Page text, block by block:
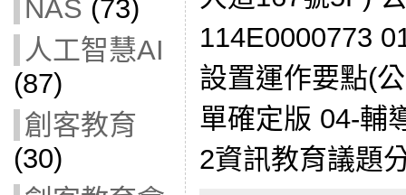
NAS (73)
人工智慧AI
(87)
創客教育
(30)
114E0000773
設置運作要點(
單確定版 04-輔
2資訊教育議題